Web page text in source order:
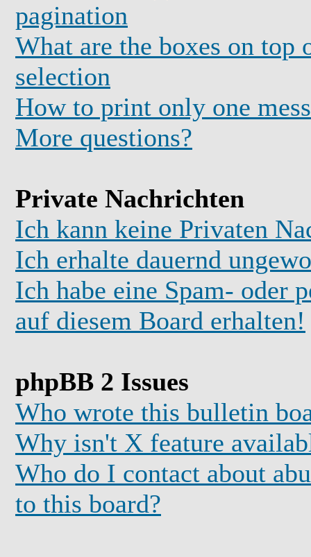
pagination
What are the boxes on top
selection
How to print only one
More questions?
Private Nachrichten
Ich kann keine Privaten
Ich erhalte dauernd
Ich habe eine Spam- oder
auf diesem Board erhalten!
phpBB 2 Issues
Who wrote this bulletin
Why isn't X feature
Who do I contact about
to this board?